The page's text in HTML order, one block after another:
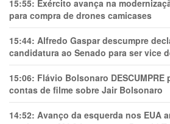
15:55: Exército avança na
para compra de drones camicases
15:44: Alfredo Gaspar descumpre
candidatura ao Senado para ser vice
15:06: Flávio Bolsonaro DESCUMPRE
contas de filme sobre Jair Bolsonaro
14:52: Avanço da esquerda nos EUA